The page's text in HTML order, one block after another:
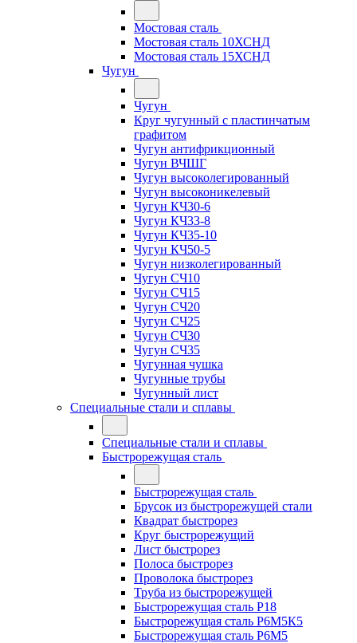
Мостовая сталь
Мостовая сталь 10ХСНД
Мостовая сталь 15ХСНД
Чугун
Чугун
Круг чугунный с пластинчатым
графитом
Чугун антифрикционный
Чугун ВЧШГ
Чугун высоколегированный
Чугун высоконикелевый
Чугун КЧ30-6
Чугун КЧ33-8
Чугун КЧ35-10
Чугун КЧ50-5
Чугун низколегированный
Чугун СЧ10
Чугун СЧ15
Чугун СЧ20
Чугун СЧ25
Чугун СЧ30
Чугун СЧ35
Чугунная чушка
Чугунные трубы
Чугунный лист
Специальные стали и сплавы
Специальные стали и сплавы
Быстрорежущая сталь
Быстрорежущая сталь
Брусок из быстрорежущей стали
Квадрат быстрорез
Круг быстрорежущий
Лист быстрорез
Полоса быстрорез
Проволока быстрорез
Труба из быстрорежущей
Быстрорежущая сталь Р18
Быстрорежущая сталь Р6М5К5
Быстрорежущая сталь Р6М5